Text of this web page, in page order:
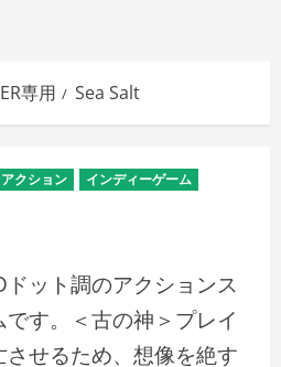
専用 Sea Salt
アクション インディーゲーム
ドット調のアクションス
です。＜古の神＞プレイ
せるため、想像を絶す